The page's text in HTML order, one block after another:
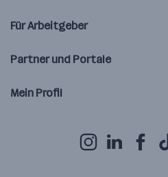
Für Arbeitgeber
Partner und Portale
Mein Profil